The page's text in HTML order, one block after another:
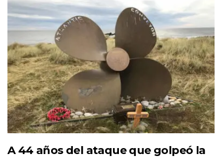
A 44 años del ataque que golpeó la